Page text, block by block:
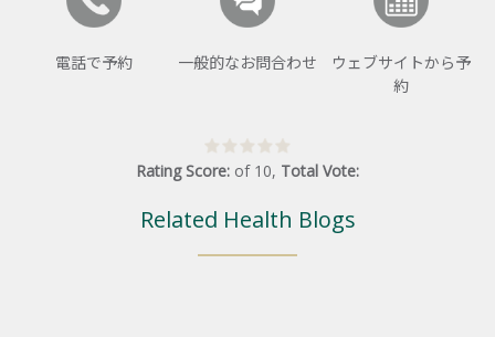
電話で予約 一般的なお問合わせ
ウェブサイトから予
約
Rating Score: of 10, Total Vote:
Related Health Blogs